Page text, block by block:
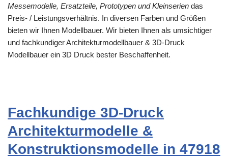
Messemodelle, Ersatzteile, Prototypen und Kleinserien das
Preis- / Leistungsverhältnis. In diversen Farben und Größen
bieten wir Ihnen Modellbauer. Wir bieten Ihnen als umsichtiger
und fachkundiger Architekturmodellbauer & 3D-Druck
Modellbauer ein 3D Druck bester Beschaffenheit.
Fachkundige 3D-Druck
Architekturmodelle &
Konstruktionsmodelle in 47918